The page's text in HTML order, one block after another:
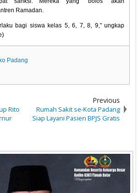
Ramadan.
bagi siswa kelas 5, 6, 7, 8, 9," ungkap
Padang
Rito
Previous
Rumah Sakit se-Kota Padang
Siap Layani Pasien BPJS Gratis